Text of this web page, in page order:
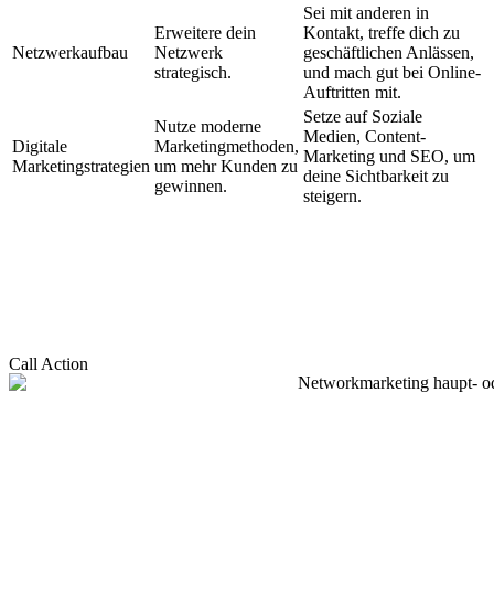
Netzwerkaufbau
Erweitere dein
Netzwerk
strategisch.
Sei mit anderen in
Kontakt, treffe dich zu
geschäftlichen Anlässen,
und mach gut bei Online-
Auftritten mit.
Digitale
Marketingstrategien
Nutze moderne
Marketingmethoden,
um mehr Kunden zu
gewinnen.
Setze auf Soziale
Medien, Content-
Marketing und SEO, um
deine Sichtbarkeit zu
steigern.
Call Action